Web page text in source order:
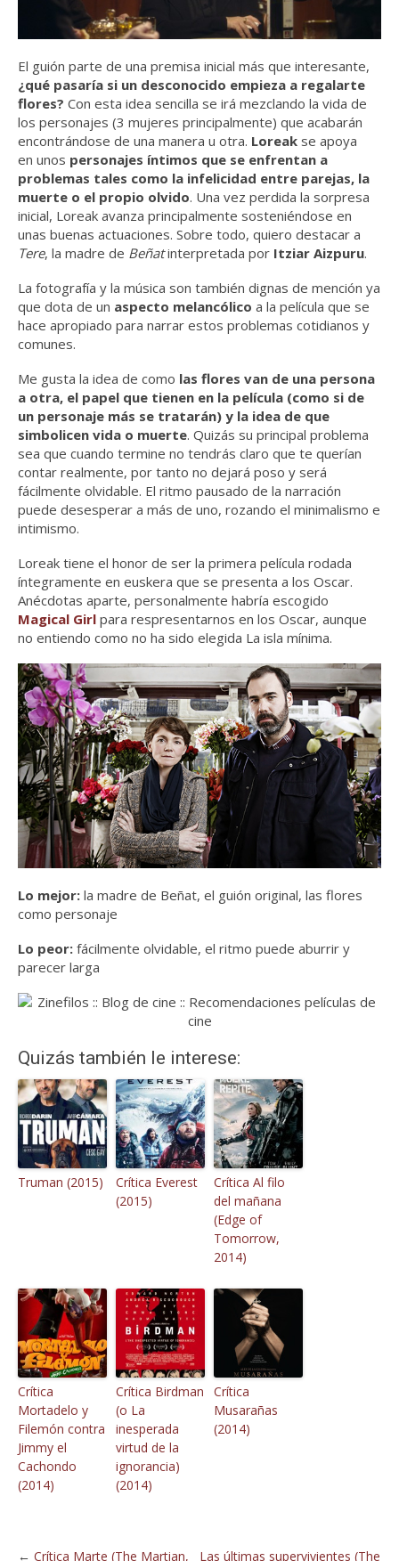
El guión parte de una premisa inicial más que interesante,
¿qué pasaría si un desconocido empieza a regalarte
flores? Con esta idea sencilla se irá mezclando la vida de
los personajes (3 mujeres principalmente) que acabarán
encontrándose de una manera u otra. Loreak se apoya
en unos personajes íntimos que se enfrentan a
problemas tales como la infelicidad entre parejas, la
muerte o el propio olvido. Una vez perdida la sorpresa
inicial, Loreak avanza principalmente sosteniéndose en
unas buenas actuaciones. Sobre todo, quiero destacar a
Tere, la madre de Beñatinterpretada por Itziar Aizpuru.
La fotografía y la música son también dignas de mención ya
que dota de un aspecto melancólico a la película que se
hace apropiado para narrar estos problemas cotidianos y
comunes.
Me gusta la idea de como las flores van de una persona
a otra, el papel que tienen en la película (como si de
un personaje más se tratarán) y la idea de que
simbolicen vida o muerte. Quizás su principal problema
sea que cuando termine no tendrás claro que te querían
contar realmente, por tanto no dejará poso y será
fácilmente olvidable. El ritmo pausado de la narración
puede desesperar a más de uno, rozando el minimalismo e
intimismo.
Loreak tiene el honor de ser la primera película rodada
íntegramente en euskera que se presenta a los Oscar.
Anécdotas aparte, personalmente habría escogido
Magical Girl para respresentarnos en los Oscar, aunque
no entiendo como no ha sido elegida La isla mínima.
Lo mejor: la madre de Beñat, el guión original, las flores
como personaje
Lo peor: fácilmente olvidable, el ritmo puede aburrir y
parecer larga
Quizás también le interese:
Truman (2015)
Crítica Everest
(2015)
Crítica Al filo
del mañana
(Edge of
Tomorrow,
2014)
Crítica
Mortadelo y
Filemón contra
Jimmy el
Cachondo
(2014)
Crítica Birdman
(o La
inesperada
virtud de la
ignorancia)
(2014)
Crítica
Musarañas
(2014)
Las últimas supervivientes (The
← Crítica Marte (The Martian,